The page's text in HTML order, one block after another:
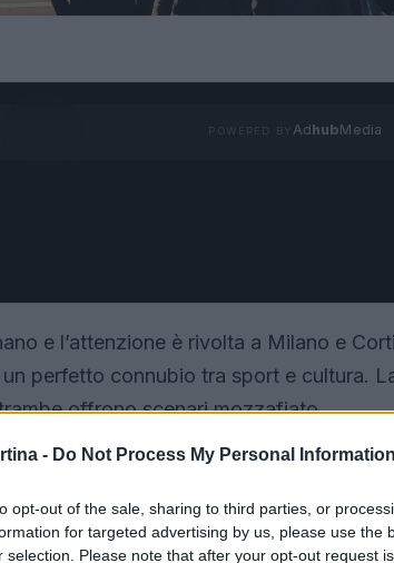
- Do Not Process My Personal Information
opt-out of the sale, sharing to third parties, or
for targeted advertising by us, please use the
selection. Please note that after your opt-out request
AdhubMedia
e l’attenzione è rivolta a Milano e
perfetto connubio tra sport e cultura.
offrono scenari mozzafiato,
consolidata. Questo articolo
olimpici, analizzando le loro peculiarità e